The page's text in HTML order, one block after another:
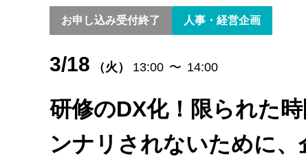
お申し込み受付終了 人事・経営企画
3/18 （火） 13:00 〜 14:00
研修のDX化！限られた
ンナリされないために